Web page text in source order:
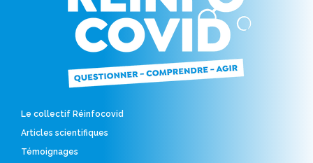
Le collectif Réinfocovid
Articles scientifiques
Témoignages